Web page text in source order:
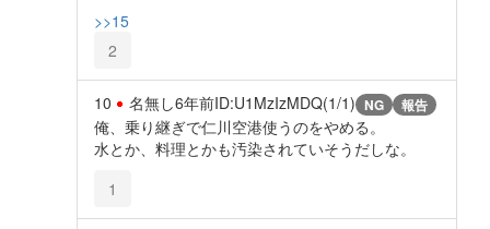
>>15
2
10 名無し6年前ID:U1MzIzMDQ(1/1) NG 報告
俺、乗り継ぎで仁川空港使うのをやめる。
水とか、料理とかも汚染されていそうだしな。
1